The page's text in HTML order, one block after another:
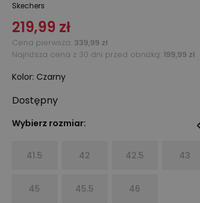
Skechers
219,99 zł
Cena pierwsza 339,99 zł
Najniższa cena z 30 dni przed obniżką: 199,99 zł
Kolor: Czarny
Dostępny
Wybierz rozmiar:
41.5 42 42.5 43
45 45.5 46